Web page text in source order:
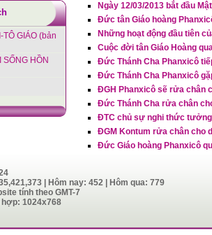
TÔ GIÁO (bản
HỒN
Ngày 12/03/2013 bắt đầu
Đức tân Giáo hoàng
Những hoạt động đầu tiên
Cuộc đời tân Giáo Hoàng
Đức Thánh Cha Phanxicô
Đức Thánh Cha Phanxicô
ĐGH Phanxicô sẽ rửa chân
Đức Thánh Cha rửa chân
ĐTC chủ sự nghi thức
ĐGM Kontum rửa chân cho
Đức Giáo hoàng Phanxicô
| Hôm nay: 452 | Hôm qua: 779
tính theo GMT-7
1024x768